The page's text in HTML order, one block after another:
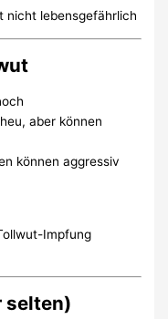
nicht lebensgefährlich
aber können
können aggressiv
Impfung
selten)